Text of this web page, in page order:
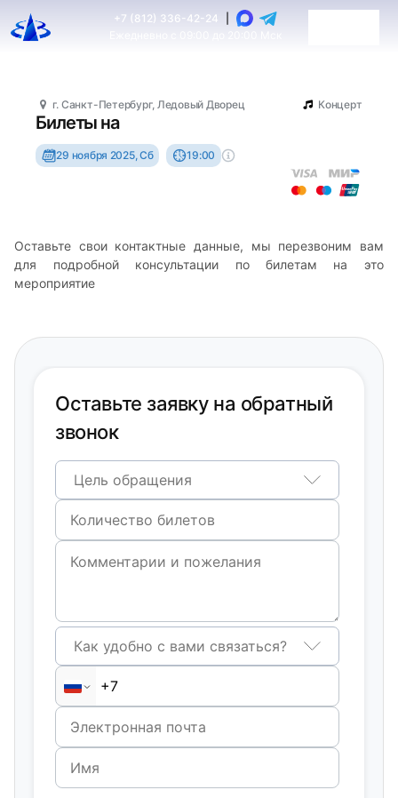
+7 (812) 336-42-24
г. Санкт-Петербург, Ледовый Дворец Концерт
Билеты на
29 ноября 2025, Сб 19:00
Оставьте свои контактные данные, мы перезвоним вам
для подробной консультации по билетам на это
мероприятие
Оставьте заявку на обратный
звонок
Цель обращения
Как удобно с вами связаться?